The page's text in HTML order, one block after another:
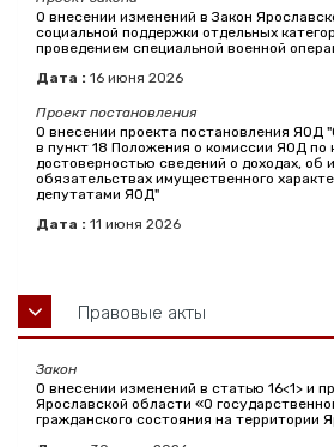
О внесении изменений в Закон
социальной поддержки отдельных
проведением специальной военной
Дата : 16 июня 2026
Проект постановления
О внесении проекта постановления ЯОД
в пункт 18 Положения о комиссии ЯОД по
достоверностью сведений о доходах, об
обязательствах имущественного
депутатами ЯОД"
Дата : 11 июня 2026
Правовые акты
Закон
О внесении изменений в статью 16<1> и
Ярославской области «О
гражданского состояния на территории